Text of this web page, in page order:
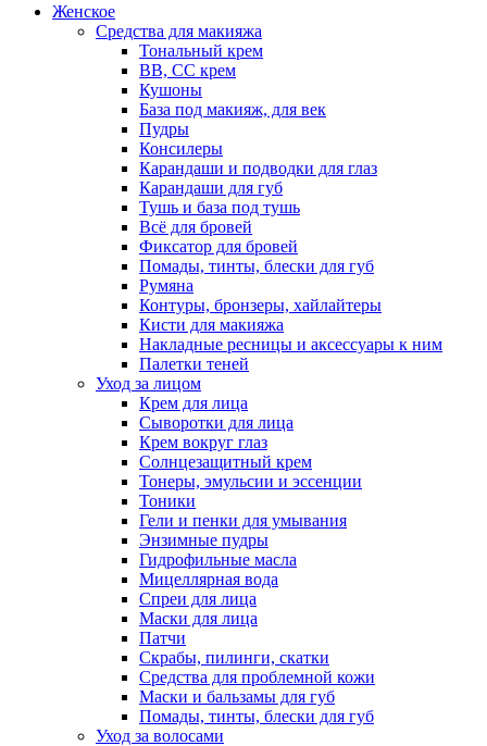
Женское
Средства для макияжа
Тональный крем
BB, CC крем
Кушоны
База под макияж, для век
Пудры
Консилеры
Карандаши и подводки для глаз
Карандаши для губ
Тушь и база под тушь
Всё для бровей
Фиксатор для бровей
Помады, тинты, блески для губ
Румяна
Контуры, бронзеры, хайлайтеры
Кисти для макияжа
Накладные ресницы и аксессуары к ним
Палетки теней
Уход за лицом
Крем для лица
Сыворотки для лица
Крем вокруг глаз
Солнцезащитный крем
Тонеры, эмульсии и эссенции
Тоники
Гели и пенки для умывания
Энзимные пудры
Гидрофильные масла
Мицеллярная вода
Спреи для лица
Маски для лица
Патчи
Скрабы, пилинги, скатки
Средства для проблемной кожи
Маски и бальзамы для губ
Помады, тинты, блески для губ
Уход за волосами